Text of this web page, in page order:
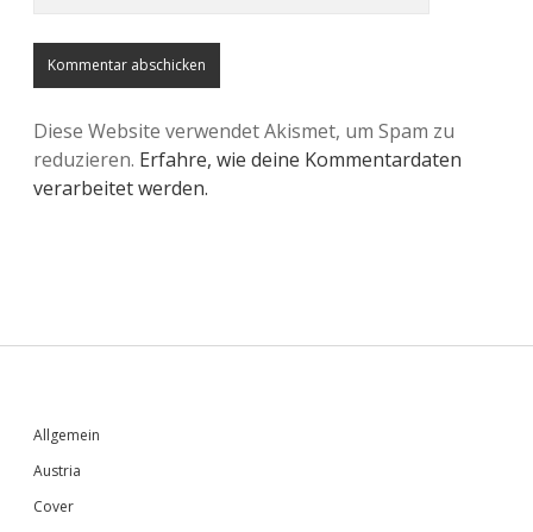
Diese Website verwendet Akismet, um Spam zu
reduzieren. Erfahre, wie deine Kommentardaten
verarbeitet werden.
Sidebar
Allgemein
Austria
Cover